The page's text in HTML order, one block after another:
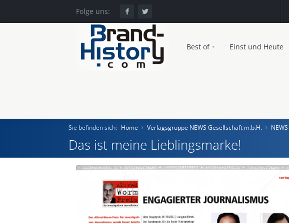
Folge uns:
Best of Einst und Heute
Home
Einst und Heute
Sie befinden sich: Home Verlagsgruppe NEWS Gesellschaft m.b.H. NEWS
Das ist meine Lieblingsmarke!